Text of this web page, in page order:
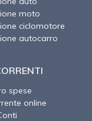
moto
ciclomotore
autocarro
spese
online